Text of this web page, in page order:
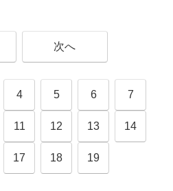
次へ
4 5 6 7
11 12 13 14
17 18 19